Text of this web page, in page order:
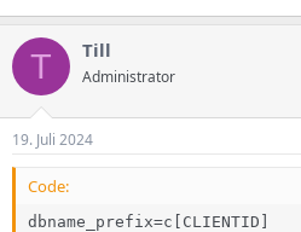
T Till
Administrator
19. Juli 2024
Code:
dbname_prefix=c[CLIENTID]